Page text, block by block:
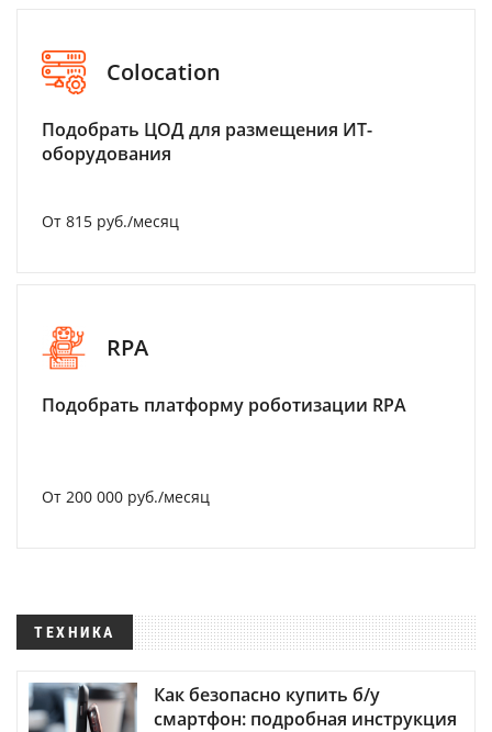
Colocation
Подобрать ЦОД для размещения ИТ-
оборудования
От 815 руб./месяц
RPA
Подобрать платформу роботизации RPA
От 200 000 руб./месяц
ТЕХНИКА
Как безопасно купить б/у
смартфон: подробная инструкция